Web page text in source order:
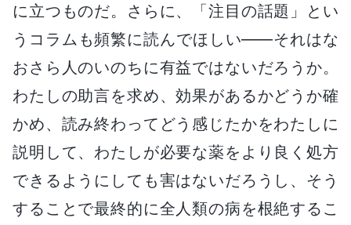
に立つものだ。さらに、「注目の話題」とい
うコラムも頻繁に読んでほしい――それはな
おさら人のいのちに有益ではないだろうか。
わたしの助言を求め、効果があるかどうか確
かめ、読み終わってどう感じたかをわたしに
説明して、わたしが必要な薬をより良く処方
できるようにしても害はないだろうし、そう
することで最終的に全人類の病を根絶するこ